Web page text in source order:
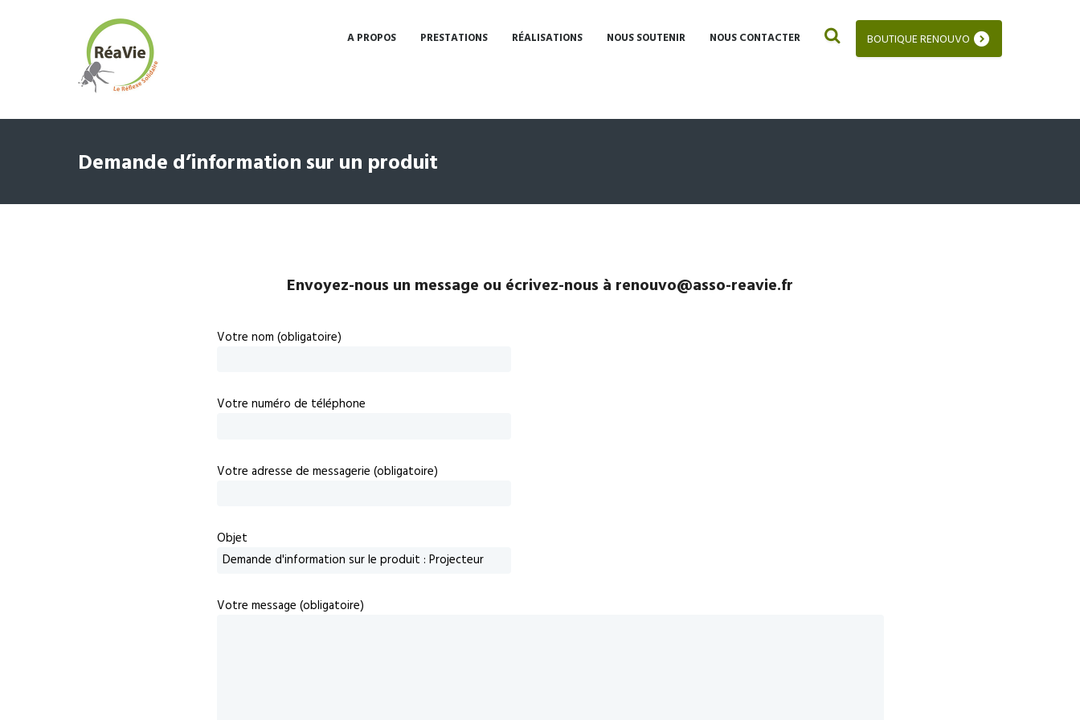
BOUTIQUE RENOUVO
A PROPOS PRESTATIONS RÉALISATIONS NOUS SOUTENIR NOUS CONTACTER
Demande d’information sur un produit
Envoyez-nous un message ou écrivez-nous à renouvo@asso-reavie.fr
Votre nom (obligatoire)
Votre numéro de téléphone
Votre adresse de messagerie (obligatoire)
Objet
Votre message (obligatoire)